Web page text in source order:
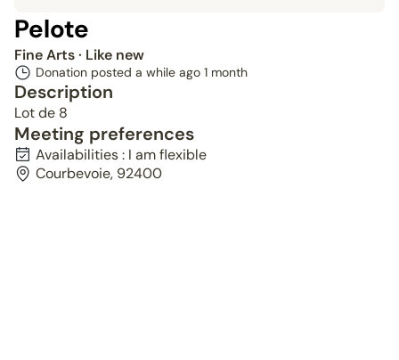
Pelote
Fine Arts· Like new
Donation posted a while ago 1 month
Description
Lot de 8
Meeting preferences
Availabilities : I am flexible
Courbevoie, 92400